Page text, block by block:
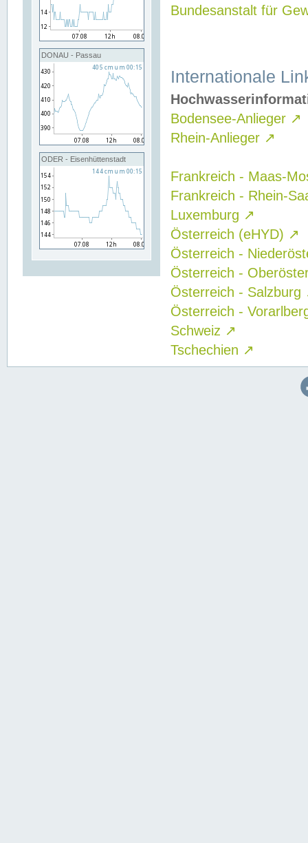
DONAU - Passau
ODER - Eisenhüttenstadt
Bundesanstalt für
Internationale
Bodensee-Anlieger ↗
Rhein-Anlieger ↗
Frankreich - Maas-
Frankreich - Rhein-
Luxemburg ↗
Österreich (eHYD) ↗
Österreich -
Österreich -
Österreich - Salzburg
Österreich -
Schweiz ↗
Tschechien ↗